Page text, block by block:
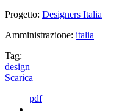
Progetto: Designers Italia
Amministrazione: italia
Tag:
design
Scarica
pdf